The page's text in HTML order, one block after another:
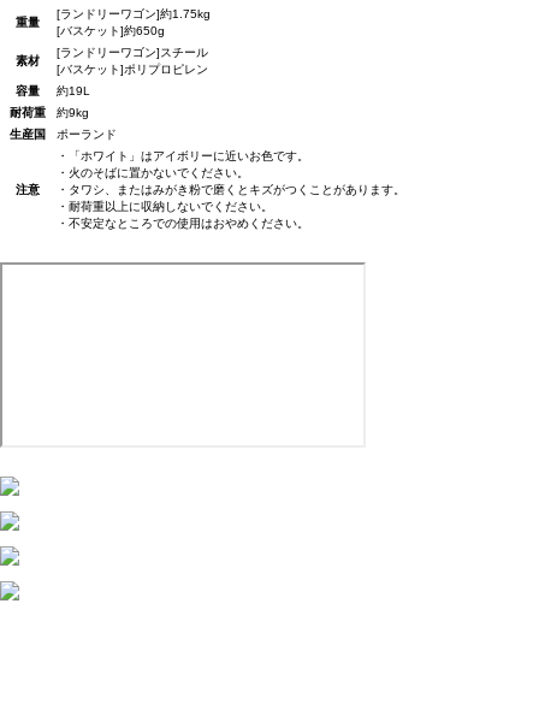
重量
[ランドリーワゴン]約1.75kg
[バスケット]約650g
素材
[ランドリーワゴン]スチール
[バスケット]ポリプロピレン
容量
約19L
耐荷重
約9kg
生産国
ポーランド
注意
・「ホワイト」はアイボリーに近いお色です。
・火のそばに置かないでください。
・タワシ、またはみがき粉で磨くとキズがつくことがあります。
・耐荷重以上に収納しないでください。
・不安定なところでの使用はおやめください。